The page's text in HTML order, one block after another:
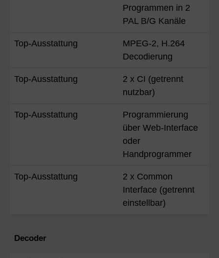
Programmen in 2
PAL B/G Kanäle
Top-Ausstattung
MPEG-2, H.264
Decodierung
Top-Ausstattung
2 x CI (getrennt
nutzbar)
Top-Ausstattung
Programmierung
über Web-Interface
oder
Handprogrammer
Top-Ausstattung
2 x Common
Interface (getrennt
einstellbar)
Decoder